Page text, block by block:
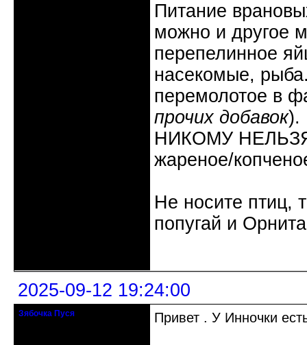
Питание
можно и другое
перепелинное
насекомые,
перемолотое в
прочих добавок).
НИКОМУ НЕЛЬЗЯ:
жареное/
Не носите птиц,
попугай и
2025-09-12 19:24:00
Зябочка Пуся Привет . У Инночки